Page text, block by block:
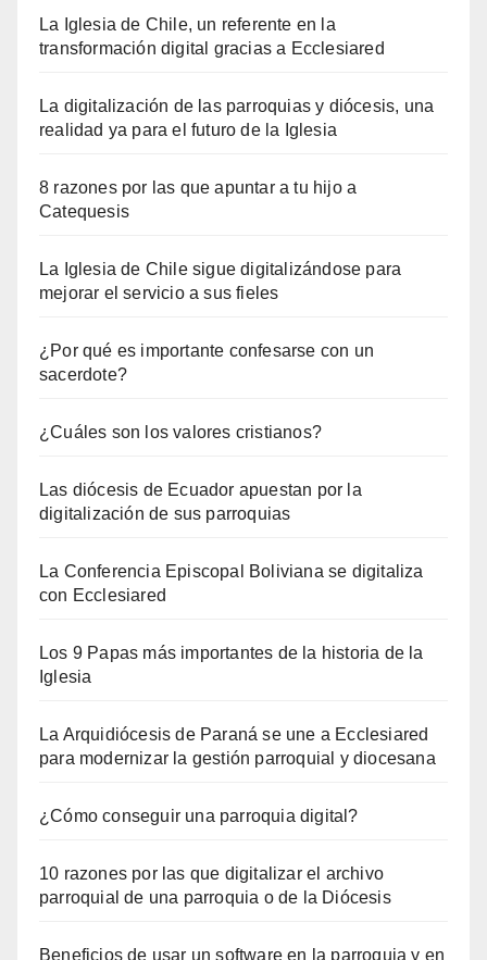
La Iglesia de Chile, un referente en la
transformación digital gracias a Ecclesiared
La digitalización de las parroquias y diócesis, una
realidad ya para el futuro de la Iglesia
8 razones por las que apuntar a tu hijo a
Catequesis
La Iglesia de Chile sigue digitalizándose para
mejorar el servicio a sus fieles
¿Por qué es importante confesarse con un
sacerdote?
¿Cuáles son los valores cristianos?
Las diócesis de Ecuador apuestan por la
digitalización de sus parroquias
La Conferencia Episcopal Boliviana se digitaliza
con Ecclesiared
Los 9 Papas más importantes de la historia de la
Iglesia
La Arquidiócesis de Paraná se une a Ecclesiared
para modernizar la gestión parroquial y diocesana
¿Cómo conseguir una parroquia digital?
10 razones por las que digitalizar el archivo
parroquial de una parroquia o de la Diócesis
Beneficios de usar un software en la parroquia y en